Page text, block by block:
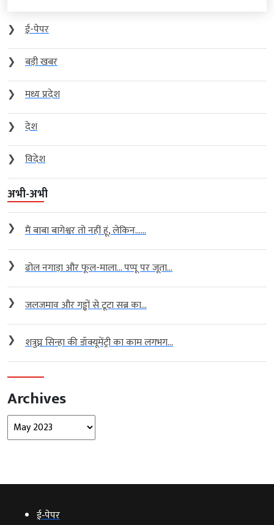
❯
ई-पेपर
❯
बड़ी खबर
❯
मध्य प्रदेश
❯
देश
❯
विदेश
अभी-अभी
❯ मैं बाबा बागेश्वर तो नहीं हूं, लेकिन…...
❯ ढोल नगाड़ा और फूल-माला… पप्पू पर जूता...
❯ जलजमाव और गड्ढों से टूटा सब्र का...
❯ शत्रुघ्न सिन्हा की डॉक्यूमेंट्री का काम लगभग...
Archives
Archives
ई‑पेपर